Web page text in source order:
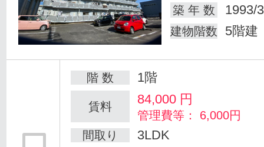
築 年 数
1993/
建物階数 5階建
階 数 1階
賃料 84,000 円
管理費等： 6,000円
間取り
3LDK